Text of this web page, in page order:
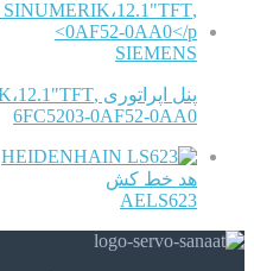
SIEMENS
پنل اپراتوری ,SINUMERIK،12.1"TFT ورژن G مدل
6FC5203-0AF52-0AA0
HEIDENHAIN
هد خط کش
AELS623